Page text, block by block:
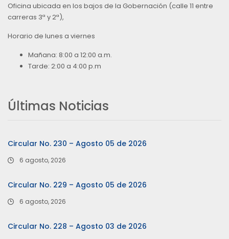
Oficina ubicada en los bajos de la Gobernación (calle 11 entre
carreras 3ª y 2ª),
Horario de lunes a viernes
Mañana: 8:00 a 12:00 a.m.
Tarde: 2:00 a 4:00 p.m
Últimas Noticias
Circular No. 230 – Agosto 05 de 2026
6 agosto, 2026
Circular No. 229 – Agosto 05 de 2026
6 agosto, 2026
Circular No. 228 – Agosto 03 de 2026